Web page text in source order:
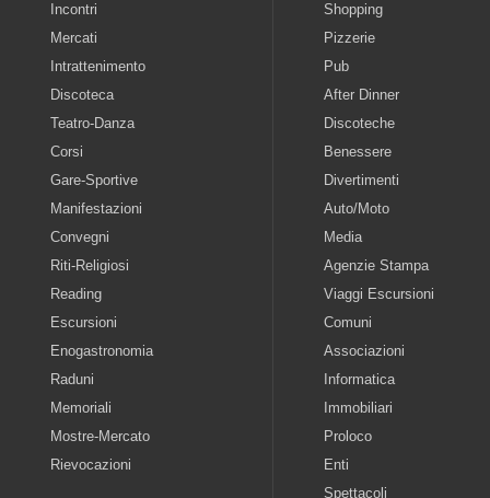
Incontri
Mercati
Intrattenimento
Discoteca
Teatro-Danza
Corsi
Gare-Sportive
Manifestazioni
Convegni
Riti-Religiosi
Reading
Escursioni
Enogastronomia
Raduni
Memoriali
Mostre-Mercato
Rievocazioni
Shopping
Pizzerie
Pub
After Dinner
Discoteche
Benessere
Divertimenti
Auto/Moto
Media
Agenzie Stampa
Viaggi Escursioni
Comuni
Associazioni
Informatica
Immobiliari
Proloco
Enti
Spettacoli